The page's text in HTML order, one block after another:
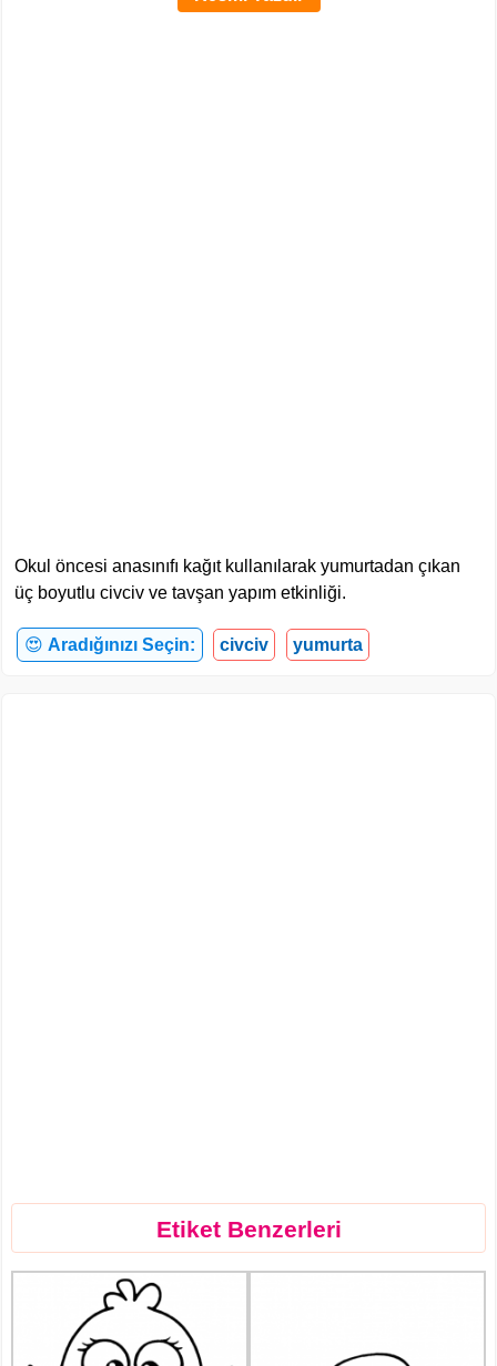
Okul öncesi anasınıfı kağıt kullanılarak yumurtadan çıkan
üç boyutlu civciv ve tavşan yapım etkinliği.
😍 Aradığınızı Seçin: civciv yumurta
Etiket Benzerleri